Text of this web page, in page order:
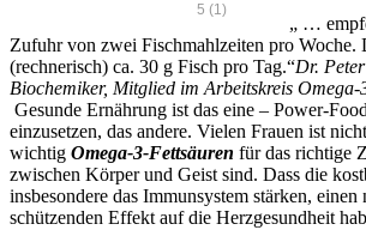
5 (1)
„ …
Zufuhr von zwei Fischmahlzeiten pro Woche.
(rechnerisch) ca. 30 g Fisch pro Tag.“Dr.
Biochemiker, Mitglied im Arbeitskreis Omega-
Gesunde Ernährung ist das eine – Power-
einzusetzen, das andere. Vielen Frauen ist
wichtig Omega-3-Fettsäuren für das richtige
zwischen Körper und Geist sind. Dass die
insbesondere das Immunsystem stärken, einen
schützenden Effekt auf die Herzgesundheit